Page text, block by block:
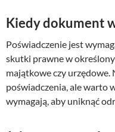
Kiedy dokument
Poświadczenie jest
skutki prawne w
majątkowe czy urzędowe.
poświadczenia, ale warto
wymagają, aby uniknąć